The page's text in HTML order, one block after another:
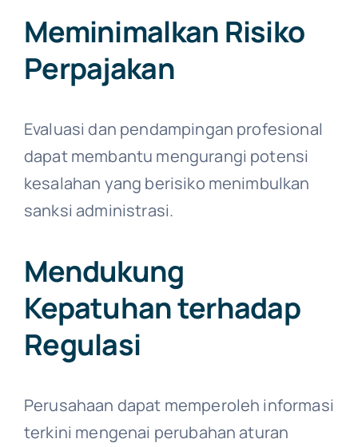
Meminimalkan Risiko
Perpajakan
Evaluasi dan pendampingan profesional
dapat membantu mengurangi potensi
kesalahan yang berisiko menimbulkan
sanksi administrasi.
Mendukung
Kepatuhan terhadap
Regulasi
Perusahaan dapat memperoleh informasi
terkini mengenai perubahan aturan